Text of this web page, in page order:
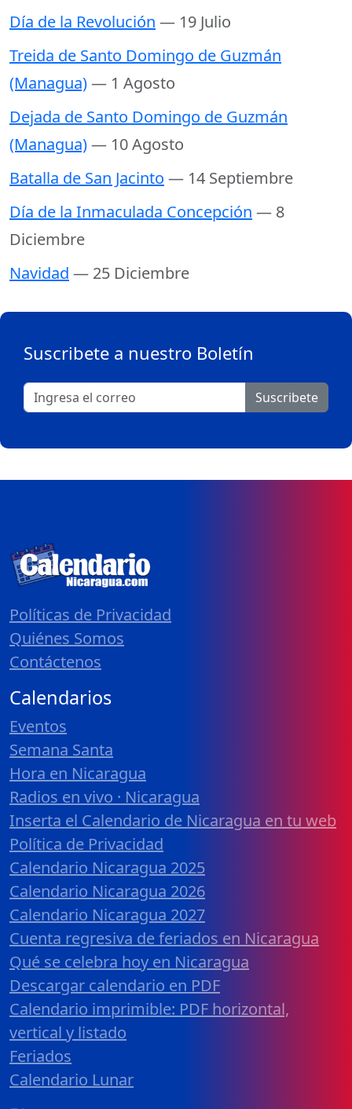
Día de la Revolución — 19 Julio
Treida de Santo Domingo de Guzmán
(Managua)— 1 Agosto
Dejada de Santo Domingo de Guzmán
(Managua)— 10 Agosto
Batalla de San Jacinto — 14 Septiembre
Día de la Inmaculada Concepción — 8
Diciembre
Navidad — 25 Diciembre
Suscribete a nuestro Boletín
Suscribete
Políticas de Privacidad
Quiénes Somos
Contáctenos
Calendarios
Eventos
Semana Santa
Hora en Nicaragua
Radios en vivo · Nicaragua
Inserta el Calendario de Nicaragua en tu web
Política de Privacidad
Calendario Nicaragua 2025
Calendario Nicaragua 2026
Calendario Nicaragua 2027
Cuenta regresiva de feriados en Nicaragua
Qué se celebra hoy en Nicaragua
Descargar calendario en PDF
Calendario imprimible: PDF horizontal,
vertical y listado
Feriados
Calendario Lunar